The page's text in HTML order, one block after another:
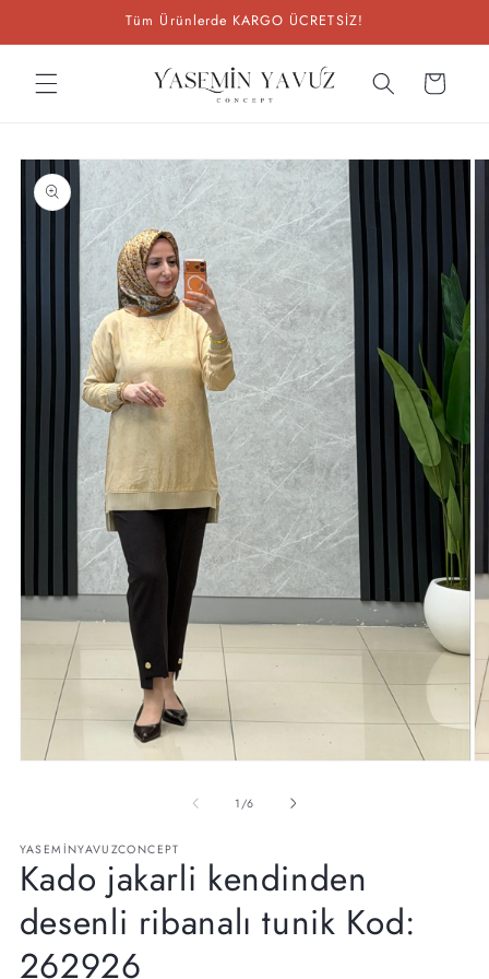
Tüm Ürünlerde KARGO ÜCRETSİZ!
Sepet
Ürün
bilgisine
atla
1 //6
YASEMINYAVUZCONCEPT
Kado jakarli kendinden
desenli ribanalı tunik Kod:
262926